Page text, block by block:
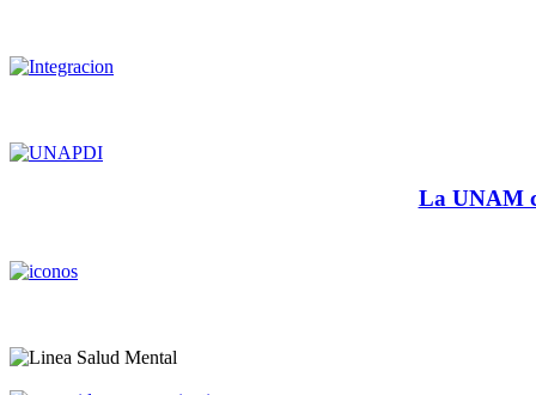
La UNAM